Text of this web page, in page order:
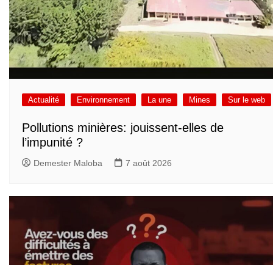
Actualité Environnement La une Mines Sur le web
Pollutions minières: jouissent-elles de
l’impunité ?
Demester Maloba 7 août 2026